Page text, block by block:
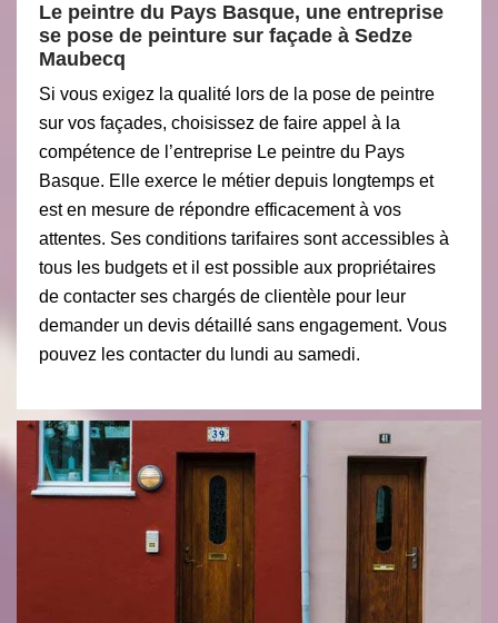
Le peintre du Pays Basque, une entreprise
se pose de peinture sur façade à Sedze
Maubecq
Si vous exigez la qualité lors de la pose de peintre
sur vos façades, choisissez de faire appel à la
compétence de l’entreprise Le peintre du Pays
Basque. Elle exerce le métier depuis longtemps et
est en mesure de répondre efficacement à vos
attentes. Ses conditions tarifaires sont accessibles à
tous les budgets et il est possible aux propriétaires
de contacter ses chargés de clientèle pour leur
demander un devis détaillé sans engagement. Vous
pouvez les contacter du lundi au samedi.